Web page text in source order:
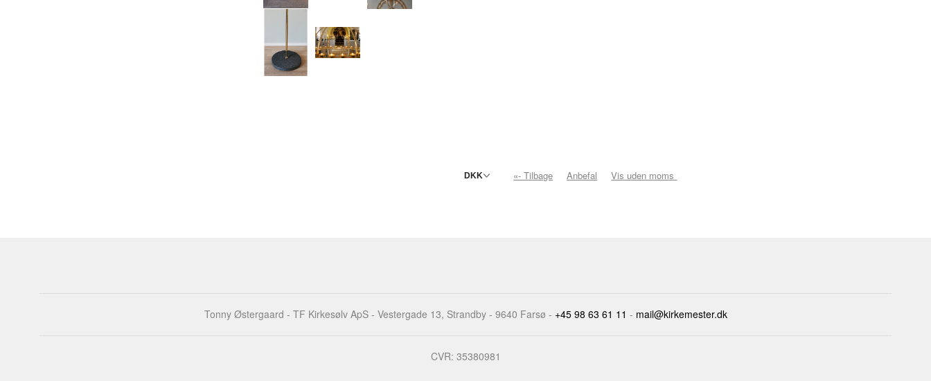
«- Tilbage Anbefal Vis uden moms
Tonny Østergaard - TF Kirkesølv ApS - Vestergade 13, Strandby - 9640 Farsø - +45 98 63 61 11 - mail@kirkemester.dk
CVR: 35380981